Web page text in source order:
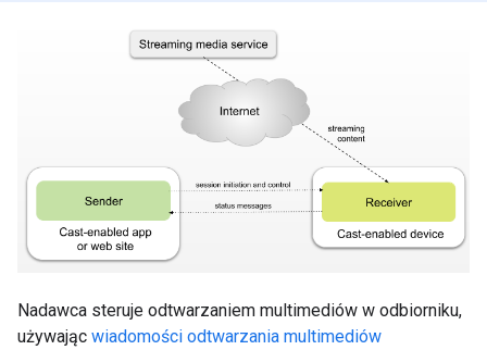
Nadawca steruje odtwarzaniem multimediów w odbiorniku,
używając wiadomości odtwarzania multimediów